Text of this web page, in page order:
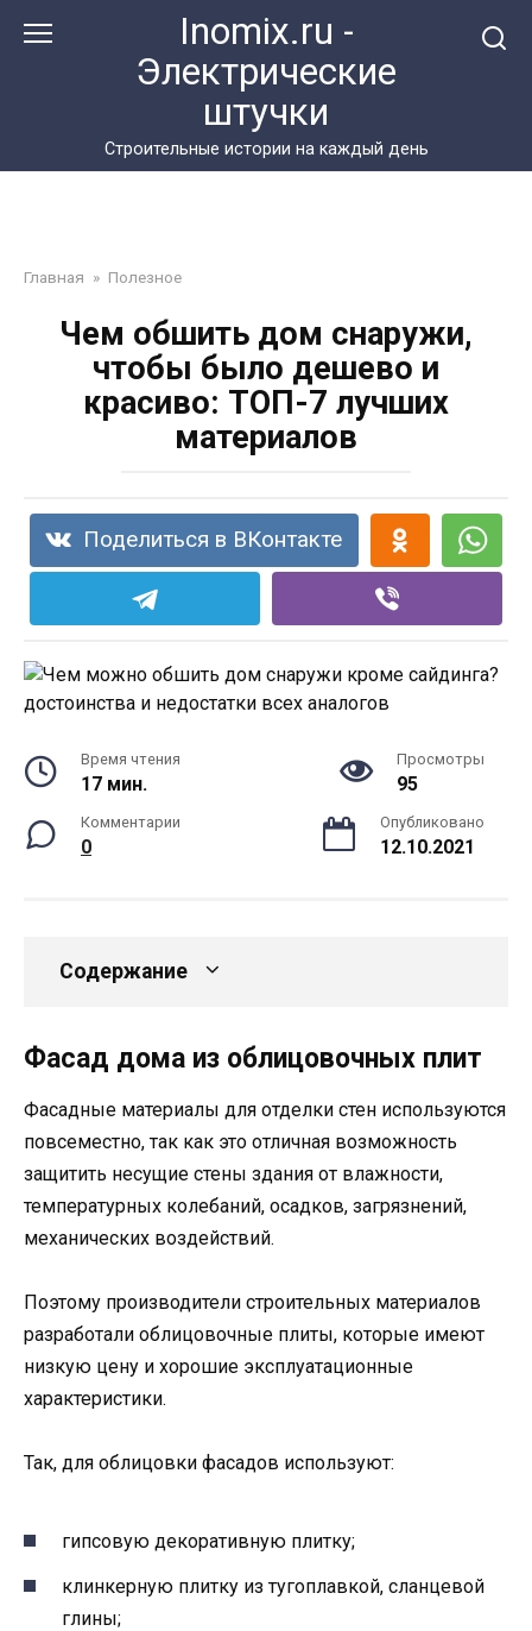
Inomix.ru -
Электрические
штучки
Cтроительные истории на каждый день
Главная » Полезное
Чем обшить дом снаружи,
чтобы было дешево и
красиво: ТОП-7 лучших
материалов
Поделиться в ВКонтакте
Время чтения
17 мин.
Просмотры
95
Комментарии
0
Опубликовано
12.10.2021
Содержание
Фасад дома из облицовочных плит
Фасадные материалы для отделки стен используются
повсеместно, так как это отличная возможность
защитить несущие стены здания от влажности,
температурных колебаний, осадков, загрязнений,
механических воздействий.
Поэтому производители строительных материалов
разработали облицовочные плиты, которые имеют
низкую цену и хорошие эксплуатационные
характеристики.
Так, для облицовки фасадов используют:
гипсовую декоративную плитку;
клинкерную плитку из тугоплавкой, сланцевой
глины;